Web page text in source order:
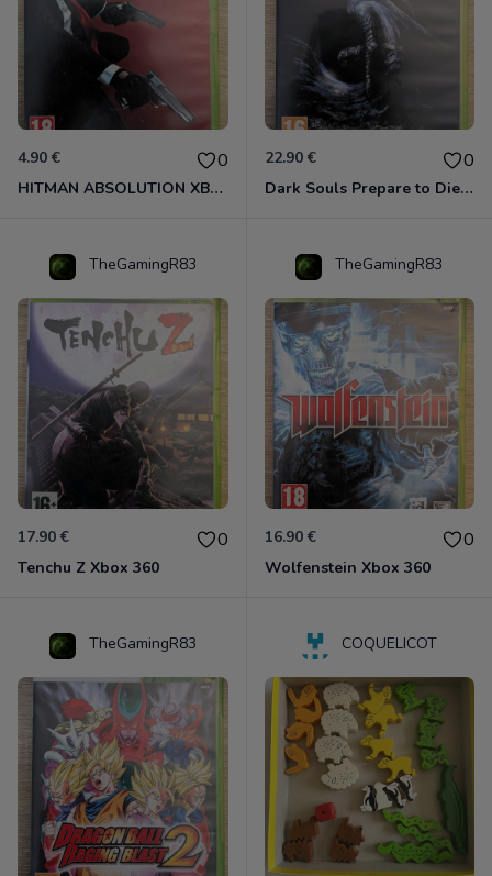
4.90 € 0
HITMAN ABSOLUTION XBOX 360
22.90 € 0
Dark Souls Prepare to Die Edition XBOX 360
TheGamingR83
17.90 € 0
Tenchu Z Xbox 360
TheGamingR83
16.90 € 0
Wolfenstein Xbox 360
TheGamingR83 COQUELICOT